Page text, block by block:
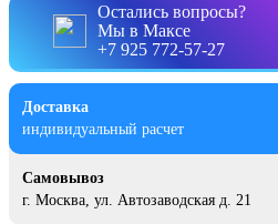
Остались вопросы?
Мы в Максе
+7 925 772-57-27
Доставка
индивидуальный расчет
Самовывоз
г. Москва, ул. Автозаводская д. 21